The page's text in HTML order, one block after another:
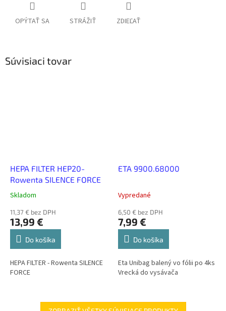
OPÝTAŤ SA STRÁŽIŤ ZDIEĽAŤ
Súvisiaci tovar
HEPA FILTER HEP20-
Rowenta SILENCE FORCE
Skladom
11,37 € bez DPH
13,99 €
Do košíka
HEPA FILTER - Rowenta SILENCE
FORCE
ETA 9900.68000
Vypredané
6,50 € bez DPH
7,99 €
Do košíka
Eta Unibag balený vo fólii po 4ks
Vrecká do vysávača